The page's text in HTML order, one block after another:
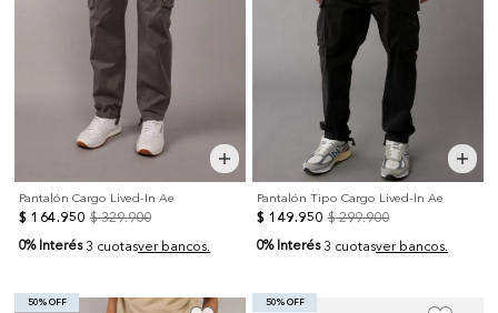
Pantalón Cargo Lived-In Ae
$ 164.950 $ 329.900
0% Interés 3 cuotasver bancos.
Pantalón Tipo Cargo Lived-In Ae
$ 149.950 $ 299.900
0% Interés 3 cuotasver bancos.
50% OFF 50% OFF